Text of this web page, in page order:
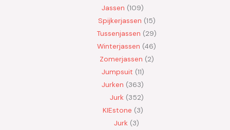
Jassen 109
Spijkerjassen 15
Tussenjassen 29
Winterjassen 46
Zomerjassen 2
Jumpsuit 11
Jurken 363
Jurk 352
KIEstone 3
Jurk 3